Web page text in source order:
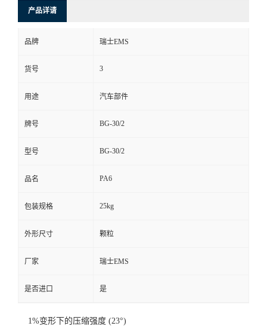
产品详请
品牌 瑞士EMS
货号 3
用途 汽车部件
牌号 BG-30/2
型号 BG-30/2
品名 PA6
包装规格 25kg
外形尺寸 颗粒
厂家 瑞士EMS
是否进口 是
1%变形下的压缩强度 (23°)